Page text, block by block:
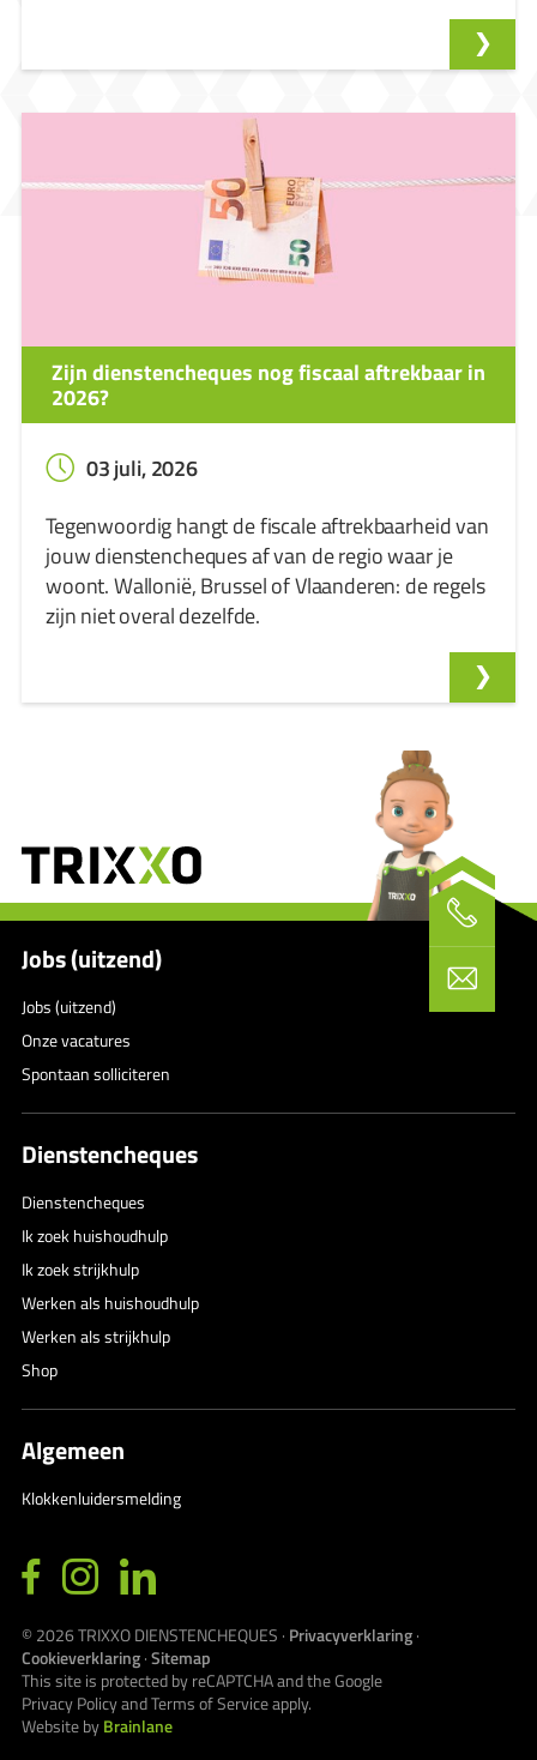
Zijn dienstencheques nog fiscaal aftrekbaar in
2026?
03 juli, 2026
Tegenwoordig hangt de fiscale aftrekbaarheid van
jouw dienstencheques af van de regio waar je
woont. Wallonië, Brussel of Vlaanderen: de regels
zijn niet overal dezelfde.
Jobs (uitzend)
Jobs (uitzend)
Onze vacatures
Spontaan solliciteren
Dienstencheques
Dienstencheques
Ik zoek huishoudhulp
Ik zoek strijkhulp
Werken als huishoudhulp
Werken als strijkhulp
Shop
Algemeen
Klokkenluidersmelding
© 2026TRIXXO DIENSTENCHEQUES · Privacyverklaring·
Cookieverklaring·Sitemap
This site is protected by reCAPTCHA and the Google
Privacy PolicyandTerms of Serviceapply.
Website byBrainlane